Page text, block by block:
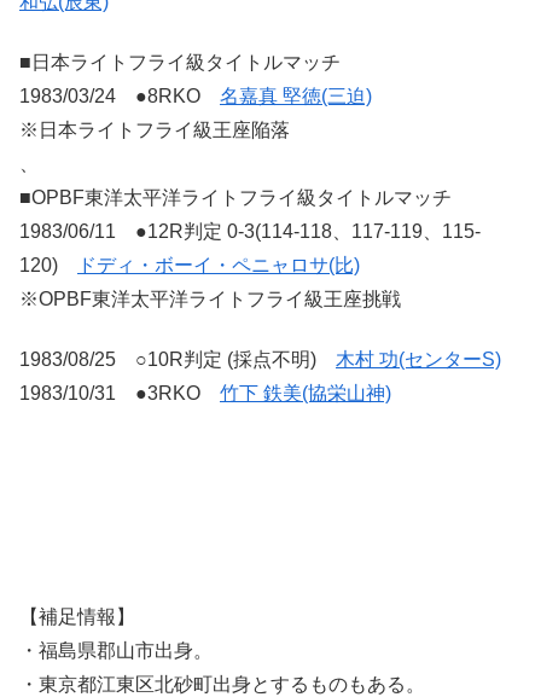
■日本ライトフライ級タイトルマッチ
1983/03/24 ●8RKO 名嘉真 堅徳(三迫)
※日本ライトフライ級王座陥落
■OPBF東洋太平洋ライトフライ級タイトルマッチ
1983/06/11 ●12R判定 0-3(114-118、117-119、115-
120)
ドディ・ボーイ・ペニャロサ(比)
※OPBF東洋太平洋ライトフライ級王座挑戦
1983/08/25 ○10R判定 (採点不明) 木村 功(センターS)
1983/10/31 ●3RKO 竹下 鉄美(協栄山神)
【補足情報】
・福島県郡山市出身。
・東京都江東区北砂町出身とするものもある。